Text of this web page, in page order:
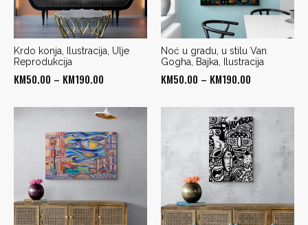
Krdo konja, Ilustracija, Ulje
Reprodukcija
KM50.00 – KM190.00
KM50.00
through
KM190.00
Noć u gradu, u stilu Van
Gogha, Bajka, Ilustracija
KM50.00 – KM190.00
through
KM190.00